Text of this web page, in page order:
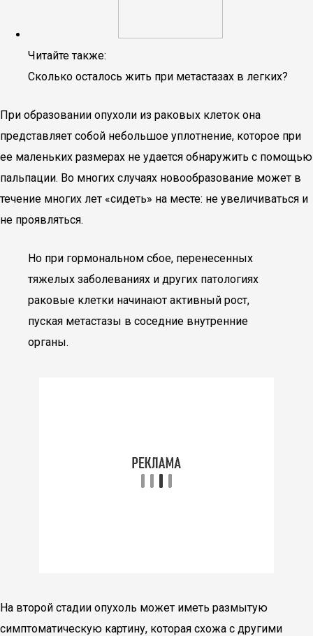
Читайте также:
Сколько осталось жить при метастазах в легких?
При образовании опухоли из раковых клеток она
представляет собой небольшое уплотнение, которое при
ее маленьких размерах не удается обнаружить с помощью
пальпации. Во многих случаях новообразование может в
течение многих лет «сидеть» на месте: не увеличиваться и
не проявляться.
Но при гормональном сбое, перенесенных
тяжелых заболеваниях и других патологиях
раковые клетки начинают активный рост,
пуская метастазы в соседние внутренние
органы.
На второй стадии опухоль может иметь размытую
симптоматическую картину, которая схожа с другими